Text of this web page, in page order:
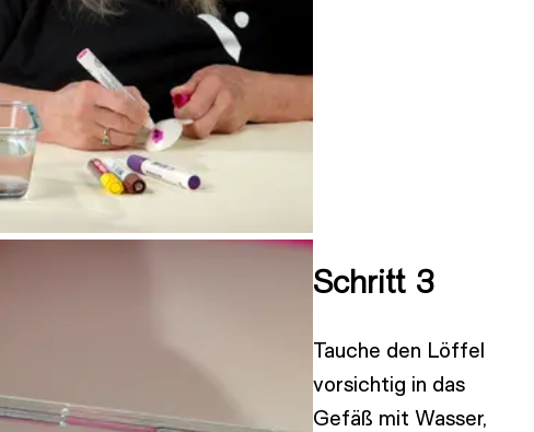
Schritt 3
Tauche den Löffel
vorsichtig in das
Gefäß mit Wasser,